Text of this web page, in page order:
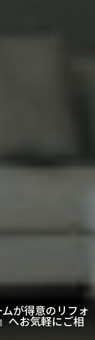
が得意のリフォ
へお気軽にご相